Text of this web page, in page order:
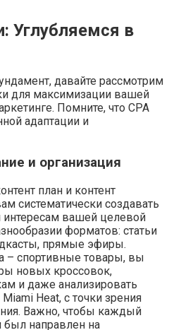
Углубляемся в
давайте рассмотрим
для максимизации вашей
Помните, что CPA
адаптации и
и организация
план и контент
систематически создавать
интересам вашей целевой
форматов: статьи
прямые эфиры.
– спортивные товары, вы
новых кроссовок,
и даже анализировать
Heat, с точки зрения
Важно, чтобы каждый
был направлен на